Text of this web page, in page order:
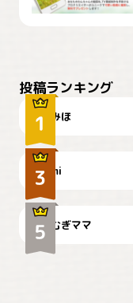
投稿ランキング
みほ
可愛い？
mi
🌻とむぎ！
むぎママ